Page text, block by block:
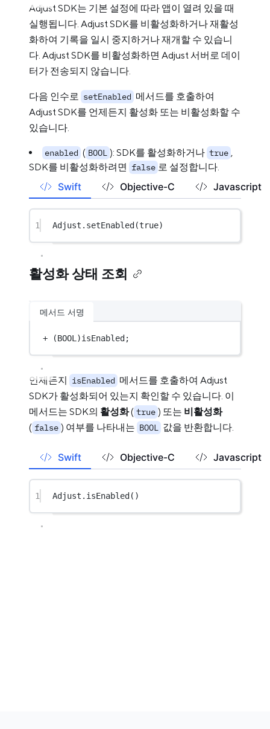
Adjust SDK는 기본 설정에 따라 앱이 열려 있을 때
실행됩니다. Adjust SDK를 비활성화하거나 재활성
화하여 기록을 일시 중지하거나 재개할 수 있습니
다. Adjust SDK를 비활성화하면 Adjust 서버로 데이
터가 전송되지 않습니다.
다음 인수로 setEnabled 메서드를 호출하여
Adjust SDK를 언제든지 활성화 또는 비활성화할 수
있습니다.
enabled ( BOOL ): SDK를 활성화하거나 true ,
SDK를 비활성화하려면 false 로 설정합니다.
Swift Objective-C Javascript
1 Adjust. setEnabled (true)
활성화 상태 조회
메서드 서명
+ (BOOL)isEnabled;
언제든지 isEnabled 메서드를 호출하여 Adjust
SDK가 활성화되어 있는지 확인할 수 있습니다. 이
메서드는 SDK의 활성화( true ) 또는 비활성화
( false ) 여부를 나타내는 BOOL 값을 반환합니다.
Swift Objective-C Javascript
1 Adjust. isEnabled ()